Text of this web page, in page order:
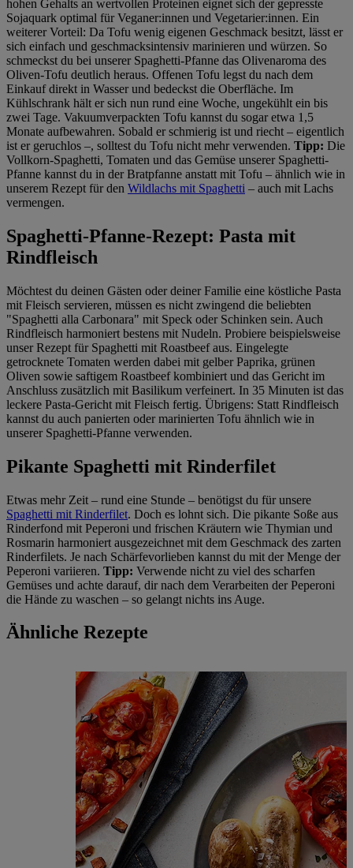
hohen Gehalts an wertvollen Proteinen eignet sich der gepresste
Sojaquark optimal für Veganer:innen und Vegetarier:innen. Ein
weiterer Vorteil: Da Tofu wenig eigenen Geschmack besitzt, lässt er
sich einfach und geschmacksintensiv marinieren und würzen. So
schmeckst du bei unserer Spaghetti-Pfanne das Olivenaroma des
Oliven-Tofu deutlich heraus. Offenen Tofu legst du nach dem
Einkauf direkt in Wasser und bedeckst die Oberfläche. Im
Kühlschrank hält er sich nun rund eine Woche, ungekühlt ein bis
zwei Tage. Vakuumverpackten Tofu kannst du sogar etwa 1,5
Monate aufbewahren. Sobald er schmierig ist und riecht – eigentlich
ist er geruchlos –, solltest du Tofu nicht mehr verwenden. Tipp: Die
Vollkorn-Spaghetti, Tomaten und das Gemüse unserer Spaghetti-
Pfanne kannst du in der Bratpfanne anstatt mit Tofu – ähnlich wie in
unserem Rezept für den Wildlachs mit Spaghetti – auch mit Lachs
vermengen.
Spaghetti-Pfanne-Rezept: Pasta mit
Rindfleisch
Möchtest du deinen Gästen oder deiner Familie eine köstliche Pasta
mit Fleisch servieren, müssen es nicht zwingend die beliebten
"Spaghetti alla Carbonara" mit Speck oder Schinken sein. Auch
Rindfleisch harmoniert bestens mit Nudeln. Probiere beispielsweise
unser Rezept für Spaghetti mit Roastbeef aus. Eingelegte
getrocknete Tomaten werden dabei mit gelber Paprika, grünen
Oliven sowie saftigem Roastbeef kombiniert und das Gericht im
Anschluss zusätzlich mit Basilikum verfeinert. In 35 Minuten ist das
leckere Pasta-Gericht mit Fleisch fertig. Übrigens: Statt Rindfleisch
kannst du auch panierten oder marinierten Tofu ähnlich wie in
unserer Spaghetti-Pfanne verwenden.
Pikante Spaghetti mit Rinderfilet
Etwas mehr Zeit – rund eine Stunde – benötigst du für unsere
Spaghetti mit Rinderfilet. Doch es lohnt sich. Die pikante Soße aus
Rinderfond mit Peperoni und frischen Kräutern wie Thymian und
Rosmarin harmoniert ausgezeichnet mit dem Geschmack des zarten
Rinderfilets. Je nach Schärfevorlieben kannst du mit der Menge der
Peperoni variieren. Tipp: Verwende nicht zu viel des scharfen
Gemüses und achte darauf, dir nach dem Verarbeiten der Peperoni
die Hände zu waschen – so gelangt nichts ins Auge.
Ähnliche Rezepte